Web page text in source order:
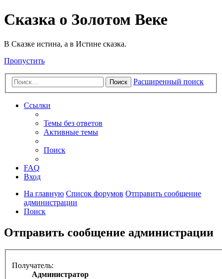
Сказка о Золотом Веке
В Сказке истина, а в Истине сказка.
Пропустить
Поиск Расширенный поиск
Ссылки
Темы без ответов
Активные темы
Поиск
FAQ
Вход
На главную Список форумов Отправить сообщение
администрации
Поиск
Отправить сообщение администрации
Получатель:
Администратор